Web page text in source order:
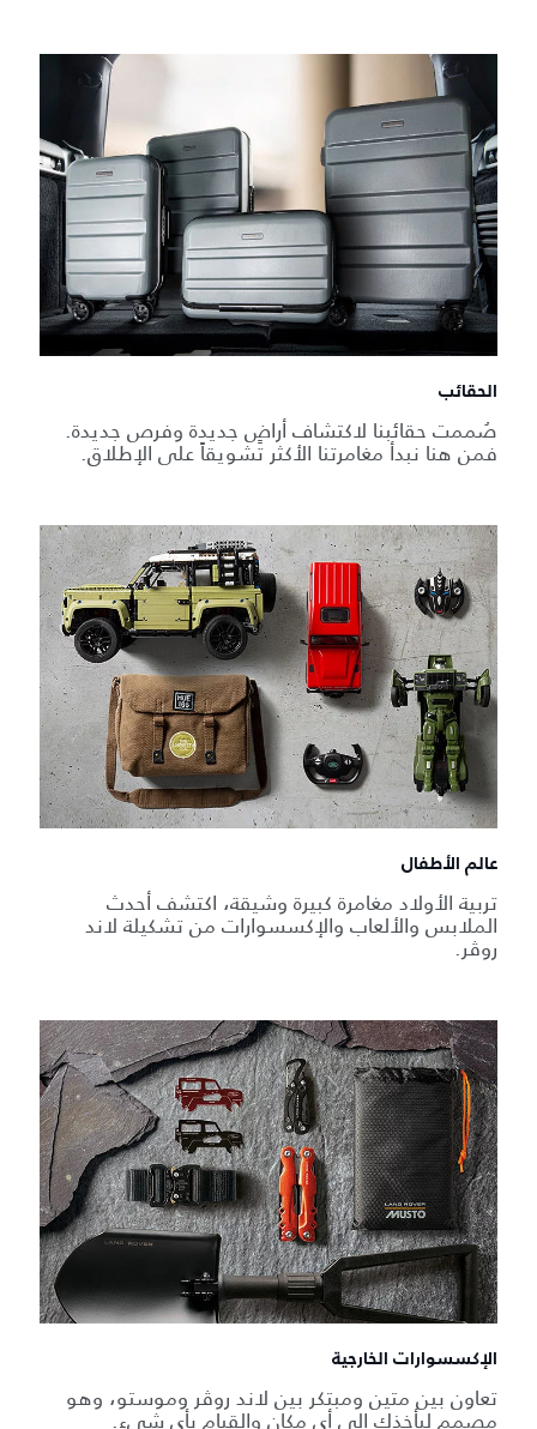
الحقائب
صُممت حقائبنا لاكتشاف أراضٍ جديدة وفرص جديدة.
فمن هنا نبدأ مغامرتنا الأكثر تشويقاً على الإطلاق.
عالم الأطفال
تربية الأولاد مغامرة كبيرة وشيقة، اكتشف أحدث
الملابس والألعاب والإكسسوارات من تشكيلة لاند
روڤر.
الإكسسوارات الخارجية
تعاون بين متين ومبتكر بين لاند روڤر وموستو، وهو
مصمم ليأخذك إلى أي مكان والقيام بأي شيء.